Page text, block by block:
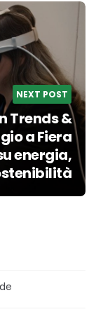
NEXT POST
Trends &
a Fiera
energia,